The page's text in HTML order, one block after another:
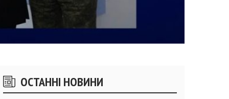
Бічні
віджети
ОСТАННІ НОВИНИ